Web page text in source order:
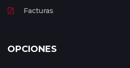
Facturas
OPCIONES